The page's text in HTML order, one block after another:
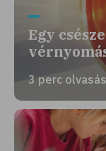
Egy
3 perc